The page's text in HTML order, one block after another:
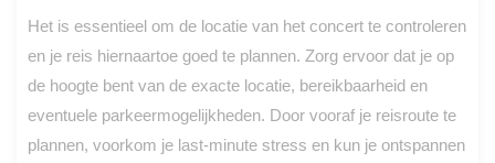
Het is essentieel om de locatie van het concert te controleren
en je reis hiernaartoe goed te plannen. Zorg ervoor dat je op
de hoogte bent van de exacte locatie, bereikbaarheid en
eventuele parkeermogelijkheden. Door vooraf je reisroute te
plannen, voorkom je last-minute stress en kun je ontspannen